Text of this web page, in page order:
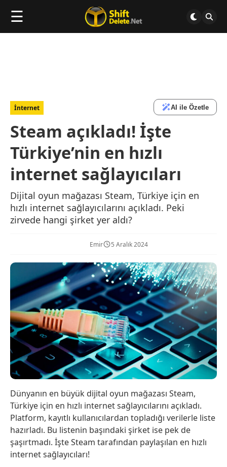
☰
İnternet AI ile Özetle
Steam açıkladı! İşte
Türkiye’nin en hızlı
internet sağlayıcıları
Dijital oyun mağazası Steam, Türkiye için en
hızlı internet sağlayıcılarını açıkladı. Peki
zirvede hangi şirket yer aldı?
Emir 5 Aralık 2024
Dünyanın en büyük dijital oyun mağazası Steam,
Türkiye için en hızlı internet sağlayıcılarını açıkladı.
Platform, kayıtlı kullanıcılardan topladığı verilerle liste
hazırladı. Bu listenin başındaki şirket ise pek de
şaşırtmadı. İşte Steam tarafından paylaşılan en hızlı
internet sağlayıcıları!